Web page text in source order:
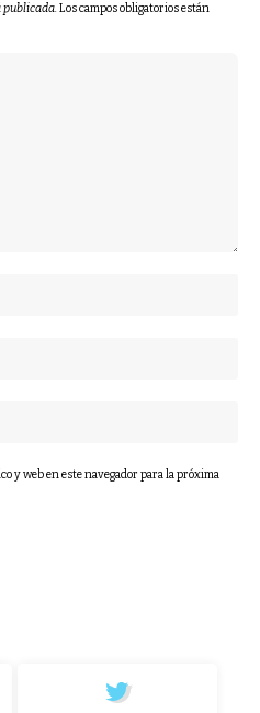
publicada.Los campos obligatorios están
y web en este navegador para la próxima